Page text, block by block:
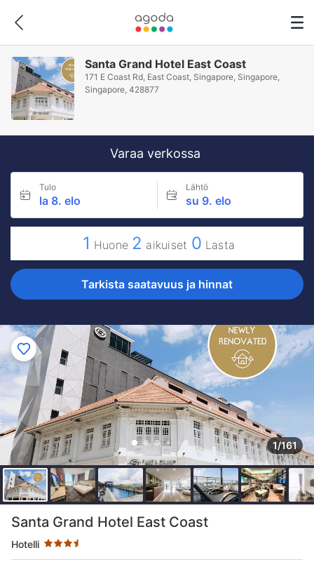
Santa Grand Hotel East Coast
171 E Coast Rd, East Coast, Singapore, Singapore,
Singapore, 428877
Varaa verkossa
Tulo
la 8. elo
Lähtö
su 9. elo
1 Huone 2 aikuiset 0 Lasta
Tarkista saatavuus ja hinnat
1/161
Santa Grand Hotel East Coast
Hotelli
Tähtiluokitus 3.5 tähteä